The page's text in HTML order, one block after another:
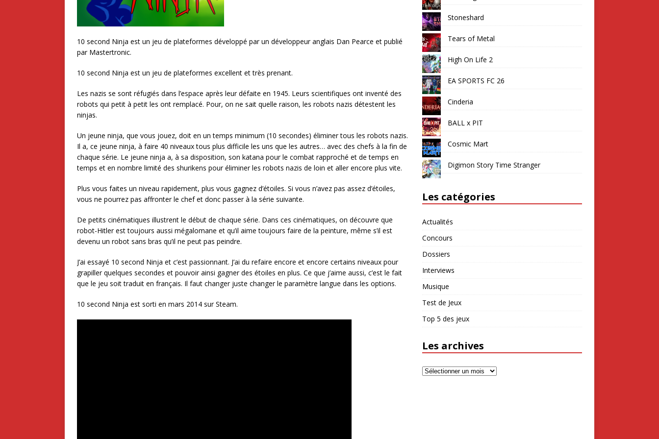
10 second Ninja est un jeu de plateformes développé par un développeur anglais Dan Pearce et publié
par Mastertronic.
10 second Ninja est un jeu de plateformes excellent et très prenant.
Les nazis se sont réfugiés dans l’espace après leur défaite en 1945. Leurs scientifiques ont inventé des
robots qui petit à petit les ont remplacé. Pour, on ne sait quelle raison, les robots nazis détestent les
ninjas.
Un jeune ninja, que vous jouez, doit en un temps minimum (10 secondes) éliminer tous les robots nazis.
Il a, ce jeune ninja, à faire 40 niveaux tous plus difficile les uns que les autres… avec des chefs à la fin de
chaque série. Le jeune ninja a, à sa disposition, son katana pour le combat rapproché et de temps en
temps et en nombre limité des shurikens pour éliminer les robots nazis de loin et aller encore plus vite.
Plus vous faites un niveau rapidement, plus vous gagnez d’étoiles. Si vous n’avez pas assez d’étoiles,
vous ne pourrez pas affronter le chef et donc passer à la série suivante.
De petits cinématiques illustrent le début de chaque série. Dans ces cinématiques, on découvre que
robot-Hitler est toujours aussi mégalomane et qu’il aime toujours faire de la peinture, même s’il est
devenu un robot sans bras qu’il ne peut pas peindre.
J’ai essayé 10 second Ninja et c’est passionnant. J’ai du refaire encore et encore certains niveaux pour
grapiller quelques secondes et pouvoir ainsi gagner des étoiles en plus. Ce que j’aime aussi, c’est le fait
que le jeu soit traduit en français. Il faut changer juste changer le paramètre langue dans les options.
10 second Ninja est sorti en mars 2014 sur Steam.
Stoneshard
Tears of Metal
High On Life 2
EA SPORTS FC 26
Cinderia
BALL x PIT
Cosmic Mart
Digimon Story Time Stranger
Les catégories
Actualités
Concours
Dossiers
Interviews
Musique
Test de Jeux
Top 5 des jeux
Les archives